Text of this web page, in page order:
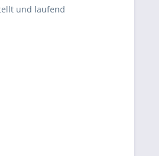
und laufend